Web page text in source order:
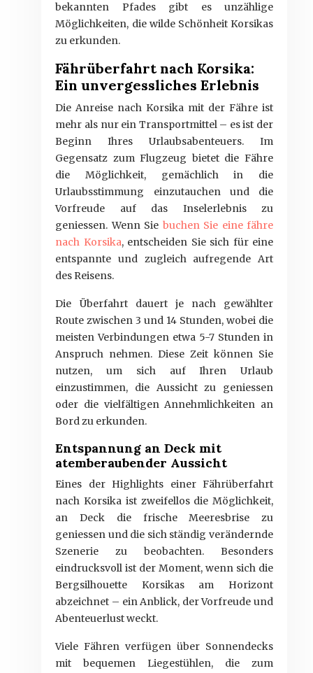
bekannten Pfades gibt es unzählige
Möglichkeiten, die wilde Schönheit Korsikas
zu erkunden.
Fährüberfahrt nach Korsika:
Ein unvergessliches Erlebnis
Die Anreise nach Korsika mit der Fähre ist
mehr als nur ein Transportmittel – es ist der
Beginn Ihres Urlaubsabenteuers. Im
Gegensatz zum Flugzeug bietet die Fähre
die Möglichkeit, gemächlich in die
Urlaubsstimmung einzutauchen und die
Vorfreude auf das Inselerlebnis zu
geniessen. Wenn Sie buchen Sie eine fähre
nach Korsika, entscheiden Sie sich für eine
entspannte und zugleich aufregende Art
des Reisens.
Die Überfahrt dauert je nach gewählter
Route zwischen 3 und 14 Stunden, wobei die
meisten Verbindungen etwa 5-7 Stunden in
Anspruch nehmen. Diese Zeit können Sie
nutzen, um sich auf Ihren Urlaub
einzustimmen, die Aussicht zu geniessen
oder die vielfältigen Annehmlichkeiten an
Bord zu erkunden.
Entspannung an Deck mit
atemberaubender Aussicht
Eines der Highlights einer Fährüberfahrt
nach Korsika ist zweifellos die Möglichkeit,
an Deck die frische Meeresbrise zu
geniessen und die sich ständig verändernde
Szenerie zu beobachten. Besonders
eindrucksvoll ist der Moment, wenn sich die
Bergsilhouette Korsikas am Horizont
abzeichnet – ein Anblick, der Vorfreude und
Abenteuerlust weckt.
Viele Fähren verfügen über Sonnendecks
mit bequemen Liegestühlen, die zum